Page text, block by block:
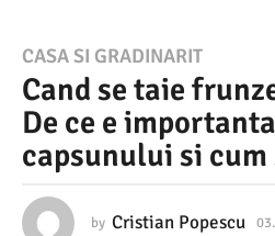
0
3
0
.
CASA SI GRADINARIT
Cand se taie
De ce e
capsunului si cum
by Cristian Popescu